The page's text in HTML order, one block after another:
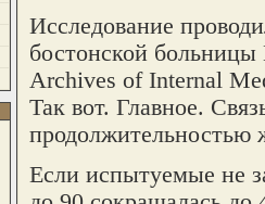
Исследование
бостонской больницы
Archives of Internal
Так вот. Главное.
Если испытуемые не